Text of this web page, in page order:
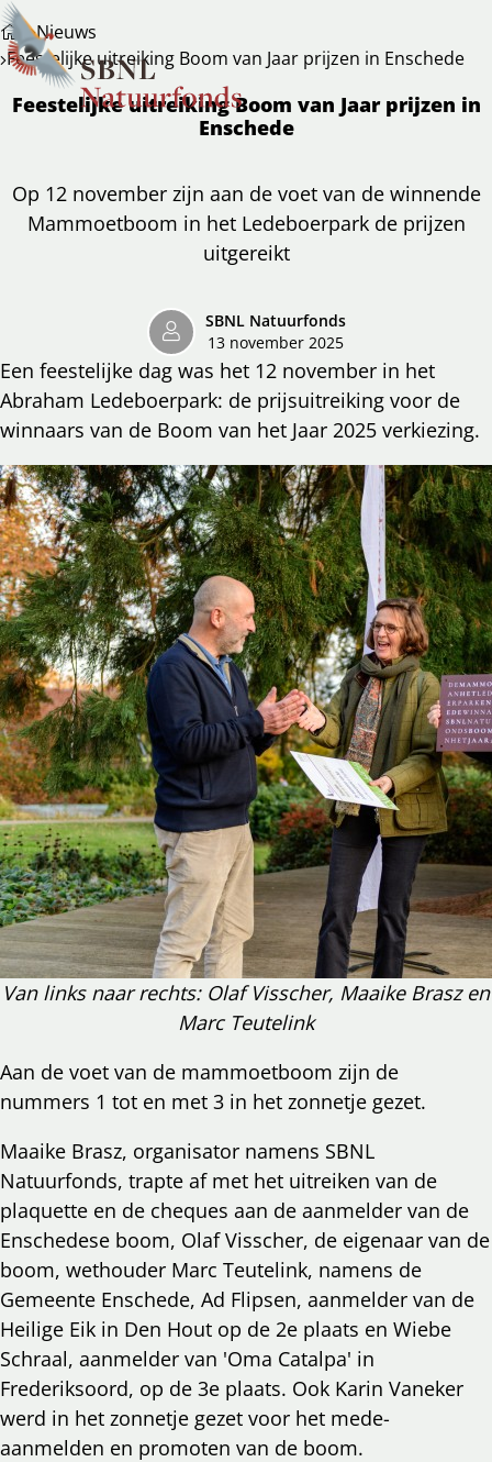
Nieuws
Feestelijke uitreiking Boom van Jaar prijzen in Enschede
Feestelijke uitreiking Boom van Jaar prijzen in
Enschede
Op 12 november zijn aan de voet van de winnende
Mammoetboom in het Ledeboerpark de prijzen
uitgereikt
SBNL Natuurfonds
13 november 2025
Een feestelijke dag was het 12 november in het
Abraham Ledeboerpark: de prijsuitreiking voor de
winnaars van de Boom van het Jaar 2025 verkiezing.
Van links naar rechts: Olaf Visscher, Maaike Brasz en
Marc Teutelink
Aan de voet van de mammoetboom zijn de
nummers 1 tot en met 3 in het zonnetje gezet.
Maaike Brasz, organisator namens SBNL
Natuurfonds, trapte af met het uitreiken van de
plaquette en de cheques aan de aanmelder van de
Enschedese boom, Olaf Visscher, de eigenaar van de
boom, wethouder Marc Teutelink, namens de
Gemeente Enschede, Ad Flipsen, aanmelder van de
Heilige Eik in Den Hout op de 2e plaats en Wiebe
Schraal, aanmelder van 'Oma Catalpa' in
Frederiksoord, op de 3e plaats. Ook Karin Vaneker
werd in het zonnetje gezet voor het mede-
aanmelden en promoten van de boom.